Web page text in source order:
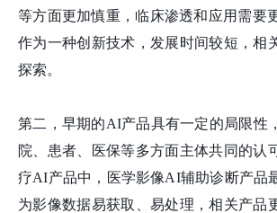
等方面更加慎重，临床渗透和应用需要
作为一种创新技术，发展时间较短，相
探索。
第二，早期的AI产品具有一定的局限性
院、患者、医保等多方面主体共同的认
疗AI产品中，医学影像AI辅助诊断产品
为影像数据易获取、易处理，相关产品